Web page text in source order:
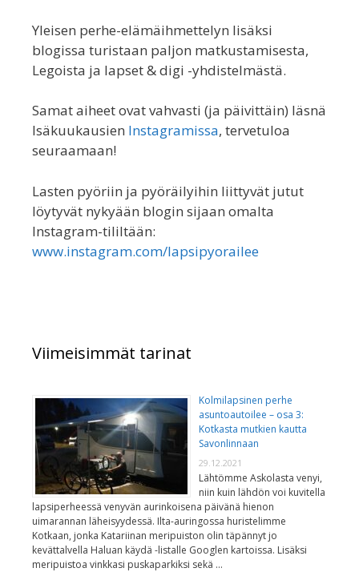
Yleisen perhe-elämäihmettelyn lisäksi
blogissa turistaan paljon matkustamisesta,
Legoista ja lapset & digi -yhdistelmästä.
Samat aiheet ovat vahvasti (ja päivittäin) läsnä
Isäkuukausien Instagramissa, tervetuloa
seuraamaan!
Lasten pyöriin ja pyöräilyihin liittyvät jutut
löytyvät nykyään blogin sijaan omalta
Instagram-tililtään:
www.instagram.com/lapsipyorailee
Viimeisimmät tarinat
Kolmilapsinen perhe
asuntoautoilee – osa 3:
Kotkasta mutkien kautta
Savonlinnaan
29.12.2021
Lähtömme Askolasta venyi,
niin kuin lähdön voi kuvitella
lapsiperheessä venyvän aurinkoisena päivänä hienon
uimarannan läheisyydessä. Ilta-auringossa huristelimme
Kotkaan, jonka Katariinan meripuiston olin täpännyt jo
kevättalvella Haluan käydä -listalle Googlen kartoissa. Lisäksi
meripuistoa vinkkasi puskaparkiksi sekä …